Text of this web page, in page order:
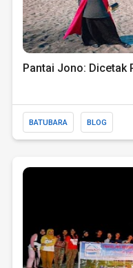
Pantai Jono: Dicetak
BATUBARA BLOG